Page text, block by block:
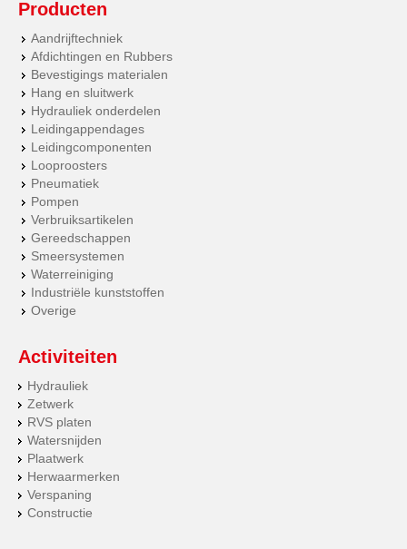
Producten
Aandrijftechniek
Afdichtingen en Rubbers
Bevestigings materialen
Hang en sluitwerk
Hydrauliek onderdelen
Leidingappendages
Leidingcomponenten
Looproosters
Pneumatiek
Pompen
Verbruiksartikelen
Gereedschappen
Smeersystemen
Waterreiniging
Industriële kunststoffen
Overige
Activiteiten
Hydrauliek
Zetwerk
RVS platen
Watersnijden
Plaatwerk
Herwaarmerken
Verspaning
Constructie